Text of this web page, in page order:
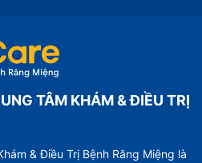
TÂM KHÁM & ĐIỀU TRỊ
& Điều Trị Bệnh Răng Miệng là